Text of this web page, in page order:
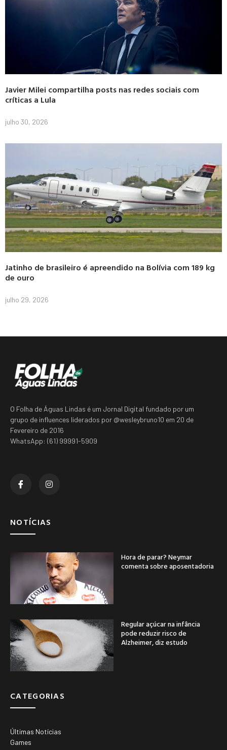
Javier Milei compartilha posts nas redes sociais com
críticas a Lula
julho 30, 2026
Jatinho de brasileiro é apreendido na Bolívia com 189 kg
de ouro
julho 29, 2026
O Folha de Águas Lindas é um Jornal Digital fundado por um
grupo de influences liderados por @wesleybruno10 em 20 de
Fevereiro de 2016
WhatsApp: (61) 99991-5909
NOTÍCIAS
Hora de parar? Neymar
comenta sobre aposentadoria
Regular açúcar na infância
pode reduzir risco de
Alzheimer, diz estudo
CATEGORIAS
Últimas Notícias
Games